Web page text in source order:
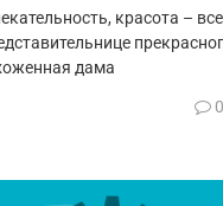
красота – все
дама
0